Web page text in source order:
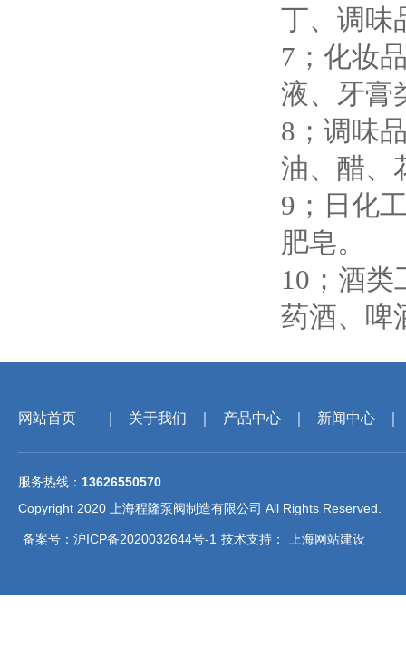
丁、调味
7；化妆
液、牙膏
8；调味
油、醋、
9；日化
肥皂。
10；酒类
药酒、 啤
网站首页 关于我们 产品中心 新闻中心
服务热线： 13626550570
Copyright 2020 上海程隆泵阀制造有限公司 All Rights Reserved.
备案号：沪ICP备2020032644号-1 技术支持： 上海网站建设